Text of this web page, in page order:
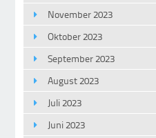
November 2023
Oktober 2023
September 2023
August 2023
Juli 2023
Juni 2023